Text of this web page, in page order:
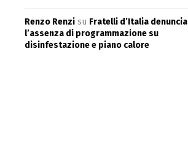
Renzo Renzi su Fratelli d’Italia denuncia
l’assenza di programmazione su
disinfestazione e piano calore